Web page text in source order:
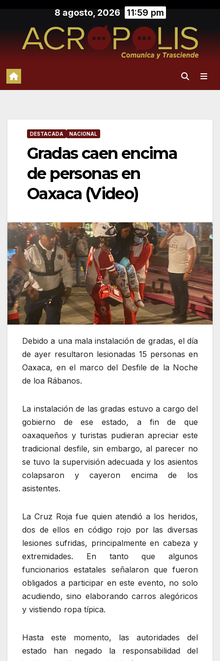
contenido
8 agosto, 2026 11:59 pm
DESTACADA NACIONAL
Gradas caen encima
de personas en
Oaxaca (Video)
Debido a una mala instalación de gradas, el día
de ayer resultaron lesionadas 15 personas en
Oaxaca, en el marco del Desfile de la Noche
de loa Rábanos.
La instalación de las gradas estuvo a cargo del
gobierno de ese estado, a fin de que
oaxaqueños y turistas pudieran apreciar este
tradicional desfile, sin embargo, al parecer no
se tuvo la supervisión adecuada y los asientos
colapsaron y cayeron encima de los
asistentes.
La Cruz Roja fue quien atendió a los heridos,
dos de ellos en código rojo por las diversas
lesiones sufridas, principalmente en cabeza y
extremidades. En tanto que algunos
funcionarios estatales señalaron que fueron
obligados a participar en este evento, no solo
acudiendo, sino elaborando carros alegóricos
y vistiendo ropa típica.
Hasta este momento, las autoridades del
estado han negado la responsabilidad del